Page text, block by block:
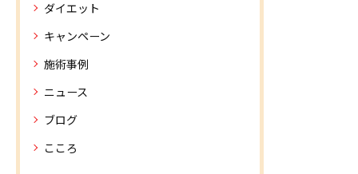
ダイエット
キャンペーン
施術事例
ニュース
ブログ
こころ